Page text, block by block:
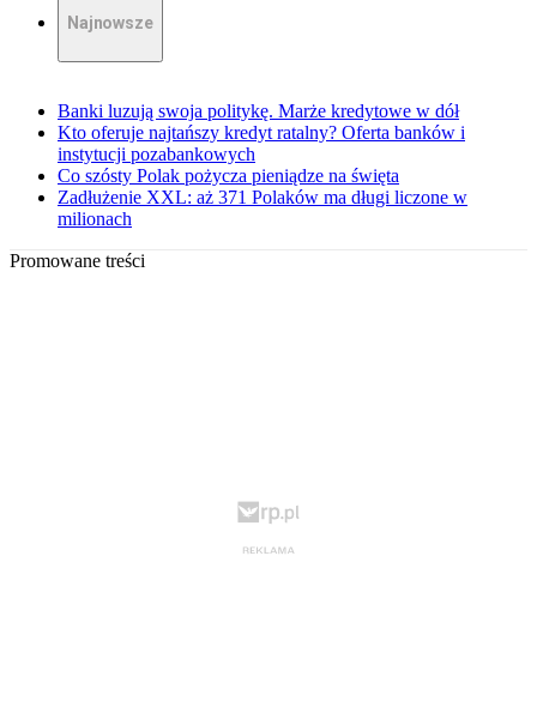
Najnowsze
Banki luzują swoja politykę. Marże kredytowe w dół
Kto oferuje najtańszy kredyt ratalny? Oferta banków i
instytucji pozabankowych
Co szósty Polak pożycza pieniądze na święta
Zadłużenie XXL: aż 371 Polaków ma długi liczone w
milionach
Promowane treści